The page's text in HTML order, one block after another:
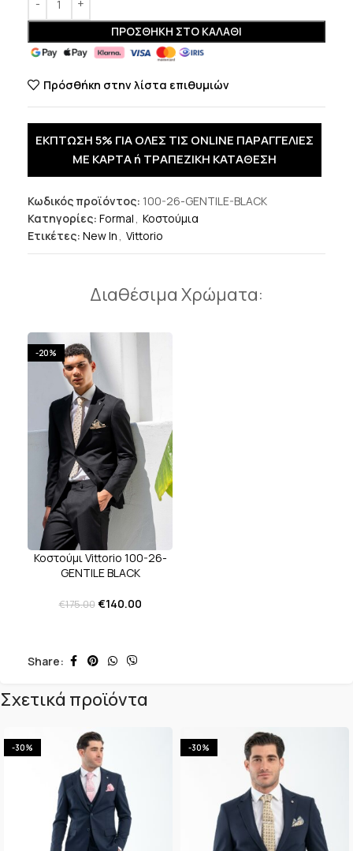
ΠΡΟΣΘΉΚΗ ΣΤΟ ΚΑΛΆΘΙ
Πρόσθήκη στην λίστα επιθυμιών
ΕΚΠΤΩΣΗ 5% ΓΙΑ ΟΛΕΣ ΤΙΣ ONLINE ΠΑΡΑΓΓΕΛΙΕΣ
ΜΕ ΚΑΡΤΑ ή ΤΡΑΠΕΖΙΚΗ ΚΑΤΑΘΕΣΗ
Κωδικός προϊόντος: 100-26-GENTILE-BLACK
Κατηγορίες: Formal , Κοστούμια
Ετικέτες: New In , Vittorio
Διαθέσιμα Χρώματα:
-20%
Κοστούμι Vittorio 100-26-
GENTILE BLACK
€175.00 €140.00
Share:
Σχετικά προϊόντα
-30% -30%